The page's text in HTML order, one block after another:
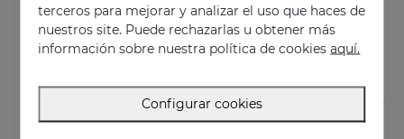
Alivia la sensación de fatiga tras el esfuerzo físico, proporcionando una agradable sensación de bienestar.
24.95 €
terceros para mejorar y analizar el uso que haces de
nuestros site. Puede rechazarlas u obtener más
información sobre nuestra política de cookiesaquí.
Configurar cookies